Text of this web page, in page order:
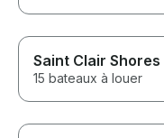
Saint Clair Shores
15 bateaux à louer